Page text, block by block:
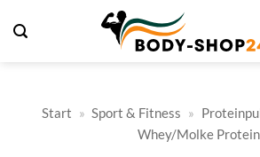
Inhalt
Start » Sport & Fitness »
Whey/Molke Protein